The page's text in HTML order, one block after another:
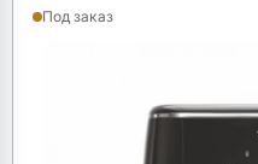
Под заказ